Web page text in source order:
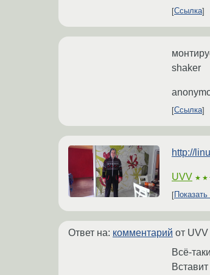
Ссылка
shaker
Ссылка
http://
UVV
Ответ на: комментарий от UVV
Всё-